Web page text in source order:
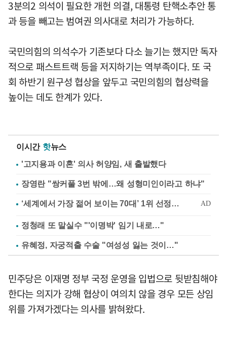
3분의2 의석이 필요한 개헌 의결, 대통령 탄핵소추안 통
과 등을 빼고는 범여권 의사대로 처리가 가능하다.
국민의힘의 의석수가 기존보다 다소 늘기는 했지만 독자
적으로 패스트트랙 등을 저지하기는 역부족이다. 또 국
회 하반기 원구성 협상을 앞두고 국민의힘의 협상력을
높이는 데도 한계가 있다.
이시간 핫뉴스
'고지용과 이혼' 의사 허양임, 새 출발했다
장영란 "쌍커풀 3번 밖에…왜 성형미인이라고 하냐"
정청래 또 말실수 "'이명박' 임기 내로…"
유혜정, 자궁적출 수술 "여성성 잃는 것이…"
민주당은 이재명 정부 국정 운영을 입법으로 뒷받침해야
한다는 의지가 강해 협상이 여의치 않을 경우 모든 상임
위를 가져가겠다는 의사를 밝혀왔다.